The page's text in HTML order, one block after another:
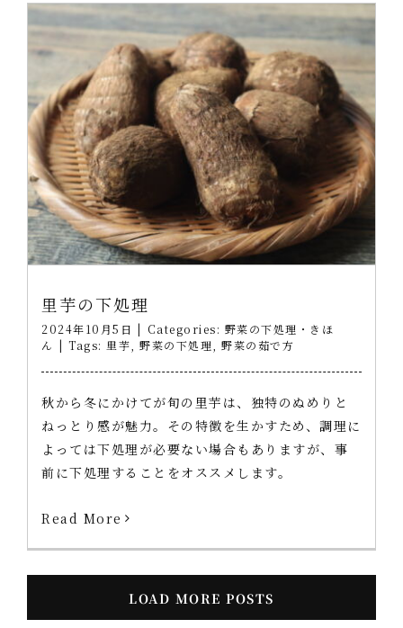
里芋の下処理
2024年10月5日 | Categories: 野菜の下処理・きほ
ん | Tags: 里芋 野菜の下処理 野菜の茹で方
秋から冬にかけてが旬の里芋は、独特のぬめりと
ねっとり感が魅力。その特徴を生かすため、調理に
よっては下処理が必要ない場合もありますが、事
前に下処理することをオススメします。
Read More
LOAD MORE POSTS